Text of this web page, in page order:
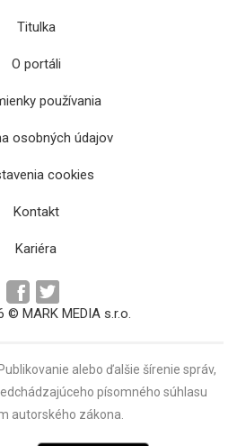
Titulka
O portáli
používania
osobných údajov
cookies
Kontakt
Kariéra
© MARK MEDIA s.r.o.
alebo ďalšie šírenie správ,
písomného súhlasu
autorského zákona.